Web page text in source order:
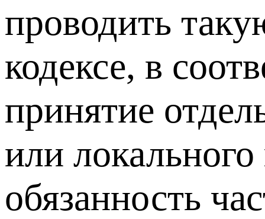
проводить
кодексе, в
принятие
или
обязанность